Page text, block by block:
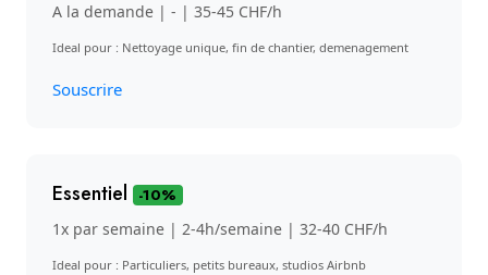
A la demande | - | 35-45 CHF/h
Ideal pour : Nettoyage unique, fin de chantier, demenagement
Souscrire
Essentiel
-10%
1x par semaine | 2-4h/semaine | 32-40 CHF/h
Ideal pour : Particuliers, petits bureaux, studios Airbnb